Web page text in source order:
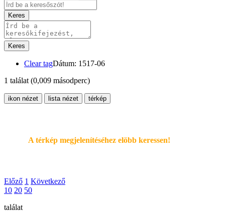
Keres
Keres
Clear tagDátum: 1517-06
1 találat (0,009 másodperc)
ikon nézet lista nézet térkép
A térkép megjelenítéséhez elöbb keressen!
Előző 1 Következő
10 20 50
találat